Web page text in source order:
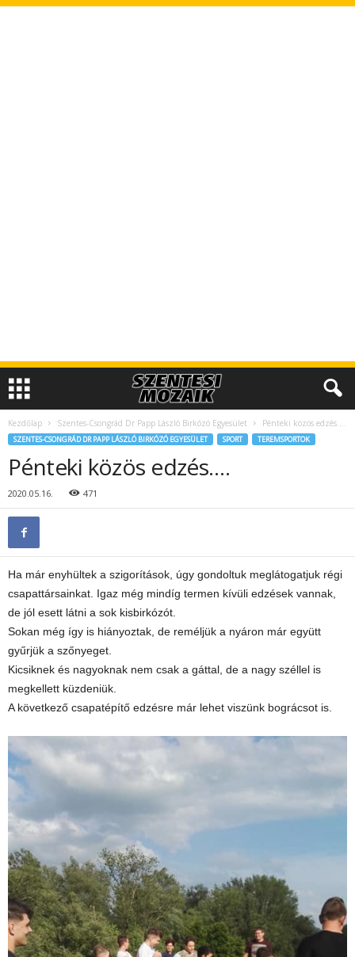
Kezdőlap Szentes-Csongrád Dr Papp László Birkózó Egyesület Pénteki közös edzés….
SZENTES-CSONGRÁD DR PAPP LÁSZLÓ BIRKÓZÓ EGYESÜLET SPORT TEREMSPORTOK
Pénteki közös edzés….
2020.05.16. 471
Ha már enyhültek a szigorítások, úgy gondoltuk meglátogatjuk régi
csapattársainkat. Igaz még mindíg termen kívüli edzések vannak,
de jól esett látni a sok kisbirkózót.
Sokan még így is hiányoztak, de reméljük a nyáron már együtt
gyűrjük a szőnyeget.
Kicsiknek és nagyoknak nem csak a gáttal, de a nagy széllel is
megkellett küzdeniük.
A következő csapatépítő edzésre már lehet viszünk bográcsot is.